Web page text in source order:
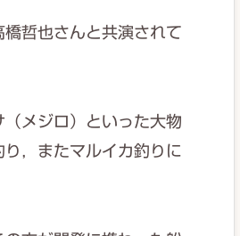
哲也さんと共演されて
メジロ）といった大物
，またマルイカ釣りに